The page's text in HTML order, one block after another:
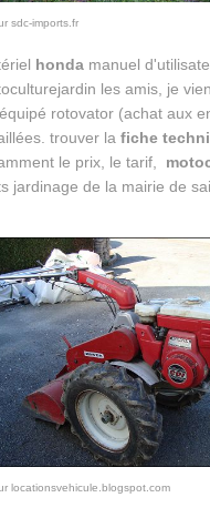
sdc-imports.fr
hondamanuel
les amis, je
rotovator (achat aux
trouver la fiche
le prix, le tarif,
jardinage de la mairie de
locationsvehicule.blogspot.com